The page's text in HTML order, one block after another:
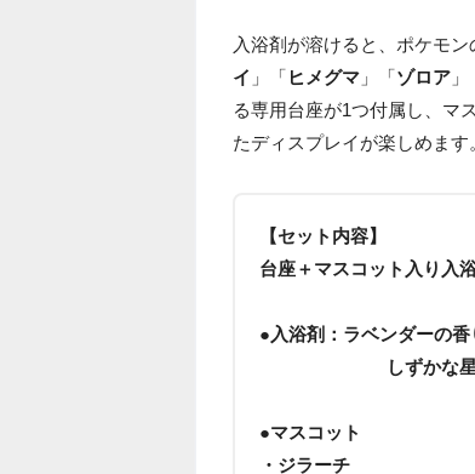
入浴剤が溶けると、ポケモ
イ 」「 ヒメグマ 」「ゾロア 」
る専用台座が1つ付属し、マ
たディスプレイが楽しめます
【セット内容】
台座＋マスコット入り入
●入浴剤：ラベンダーの香
しずかな星空色
●マスコット
・ジラーチ